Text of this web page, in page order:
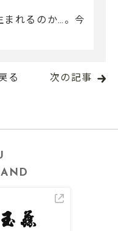
まれるのか…。今
る 次の記事